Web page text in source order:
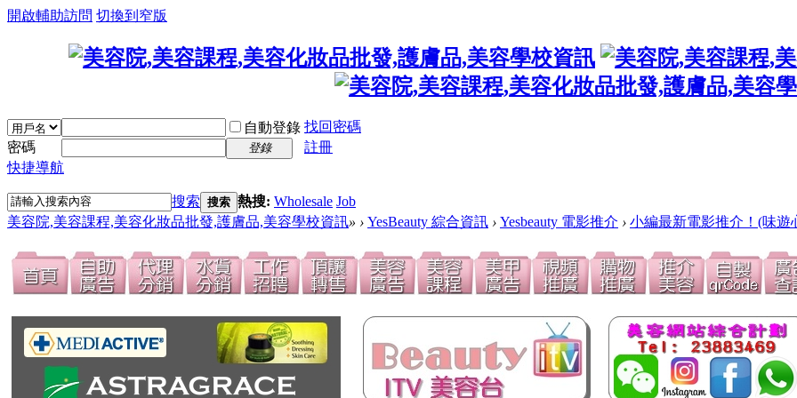
開啟輔助訪問 切換到窄版
自動登錄 找回密碼
密碼
登錄
註冊
快捷導航
搜索 搜索 熱搜: Wholesale Job
美容院,美容課程,美容化妝品批發,護膚品,美容學校資訊» › YesBeauty 綜合資訊 › Yesbeauty 電影推介 › 小編最新電影推介！(味遊